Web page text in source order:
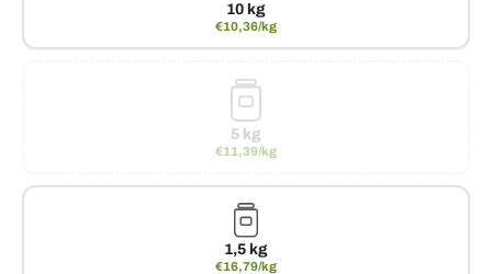
10 kg
€10,36/kg
5 kg
€11,39/kg
1,5 kg
€16,79/kg